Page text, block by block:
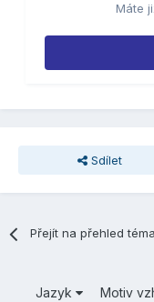
Máte
Sdílet
Přejít na přehled
Jazyk Motiv